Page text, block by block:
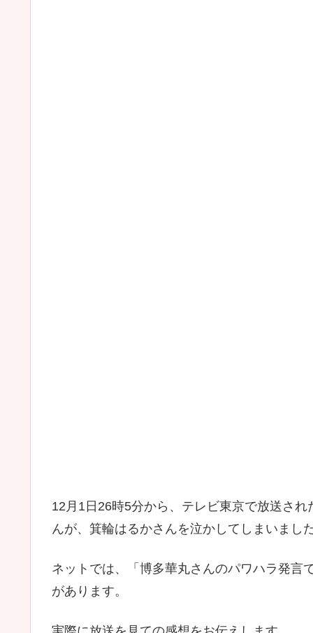
12月1日26時5分から、テレビ東京で放送さ
んが、箕輪はるかさんを泣かしてしまいまし
ネットでは、「博多華丸さんのパワハラ発言
があります。